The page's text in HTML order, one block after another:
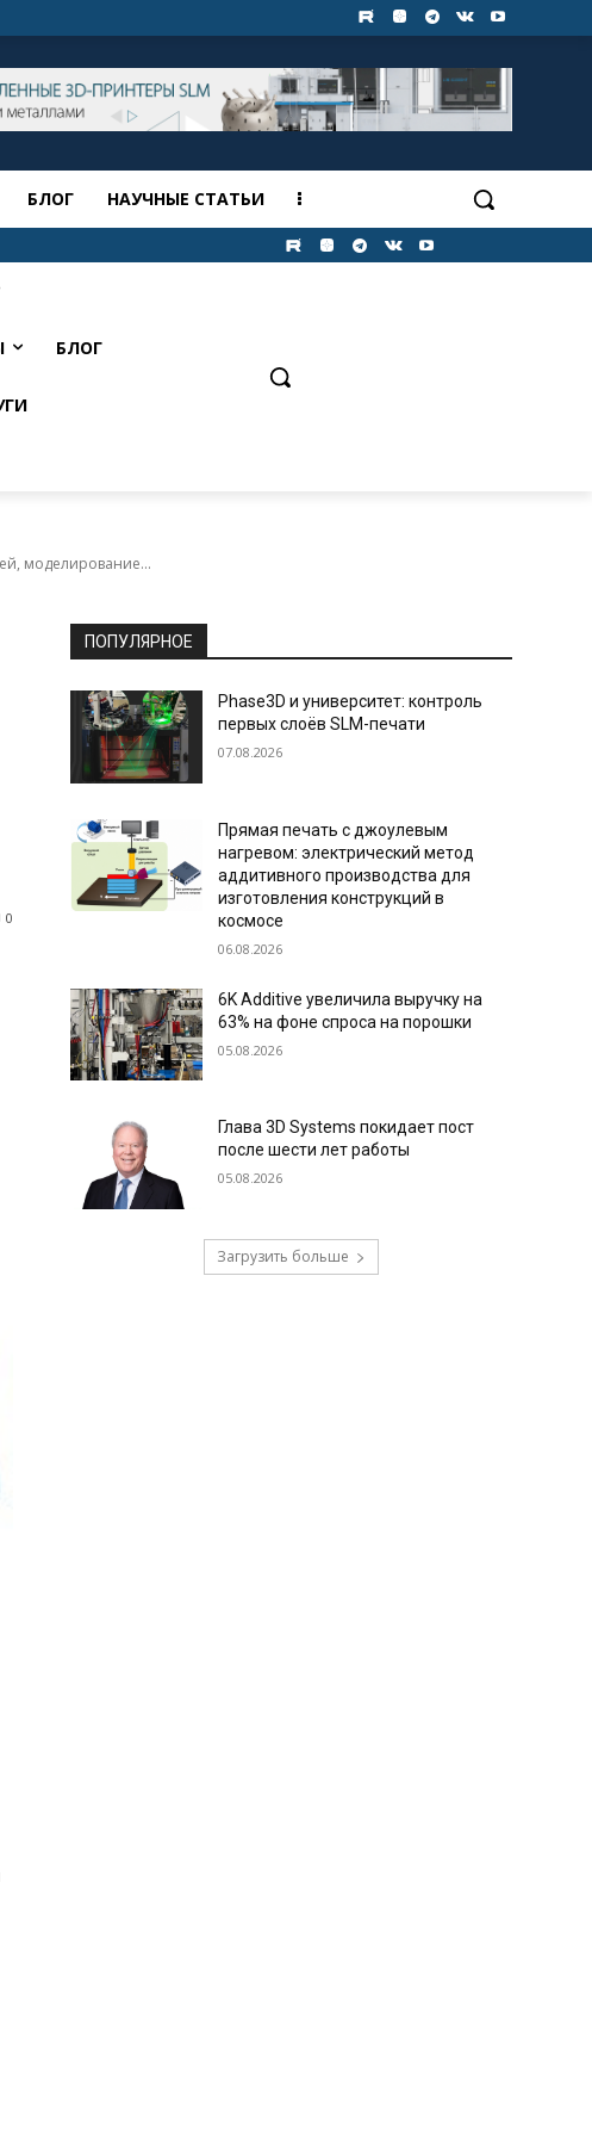
БЛОГ НАУЧНЫЕ СТАТЬИ
БЛОГ
моделирование...
0
ПОПУЛЯРНОЕ
Phase3D и университет: контроль
первых слоёв SLM-печати
07.08.2026
Прямая печать с джоулевым
нагревом: электрический метод
аддитивного производства для
изготовления конструкций в
космосе
06.08.2026
6K Additive увеличила выручку на
63% на фоне спроса на порошки
05.08.2026
Глава 3D Systems покидает пост
после шести лет работы
05.08.2026
Загрузить больше